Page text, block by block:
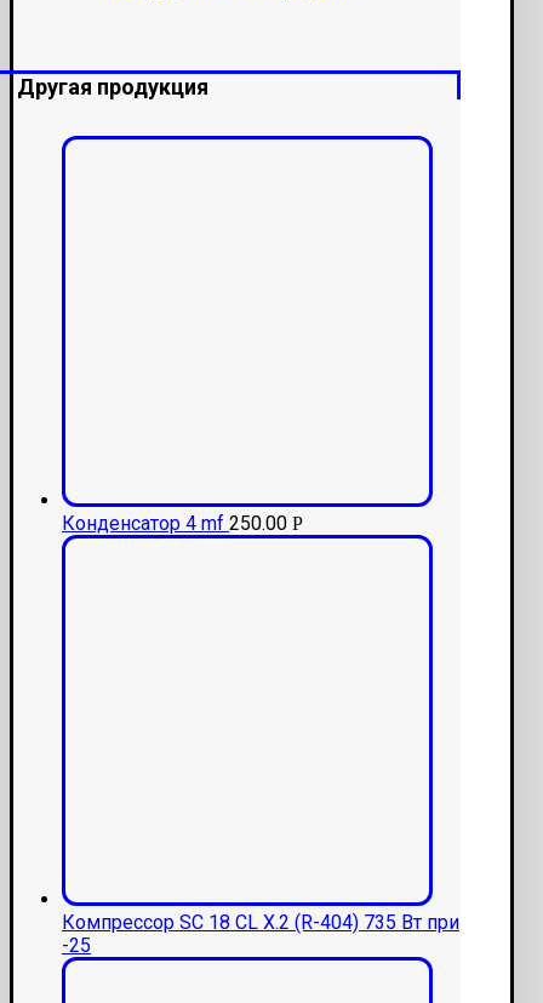
Другая продукция
Конденсатор 4 mf 250.00 Р
Компрессор SC 18 CL Х.2 (R-404) 735 Вт при
-25